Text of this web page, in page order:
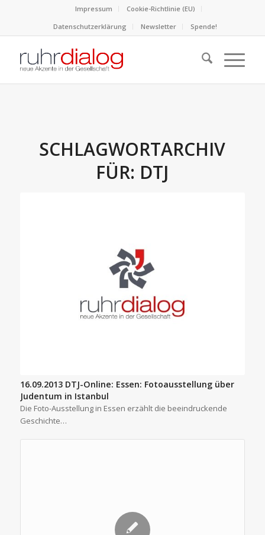
Impressum
Cookie-Richtlinie (EU)
Datenschutzerklärung
Newsletter Spende!
SCHLAGWORTARCHIV
FÜR: DTJ
16.09.2013 DTJ-Online: Essen: Fotoausstellung über
Judentum in Istanbul
Die Foto-Ausstellung in Essen erzählt die beeindruckende
Geschichte…